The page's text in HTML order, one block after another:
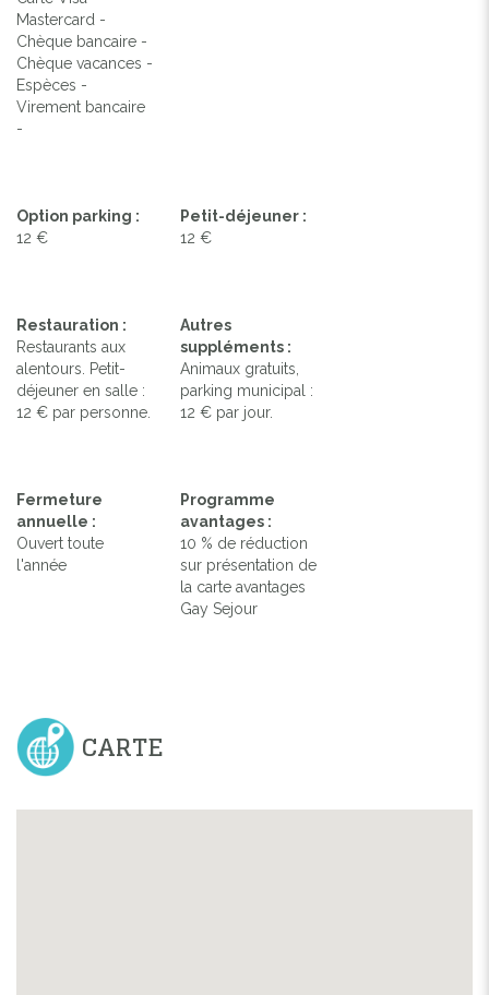
Mastercard -
Chèque bancaire -
Chèque vacances -
Espèces -
Virement bancaire
-
Option parking :
12 €
Petit-déjeuner :
12 €
Restauration :
Restaurants aux
alentours. Petit-
déjeuner en salle :
12 € par personne.
Autres
suppléments :
Animaux gratuits,
parking municipal :
12 € par jour.
Fermeture
annuelle :
Ouvert toute
l'année
Programme
avantages :
10 % de réduction
sur présentation de
la carte avantages
Gay Sejour
CARTE